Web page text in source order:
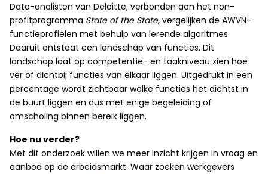
Data-analisten van Deloitte, verbonden aan het non-
profitprogramma State of the State, vergelijken de AWVN-
functieprofielen met behulp van lerende algoritmes.
Daaruit ontstaat een landschap van functies. Dit
landschap laat op competentie- en taakniveau zien hoe
ver of dichtbij functies van elkaar liggen. Uitgedrukt in een
percentage wordt zichtbaar welke functies het dichtst in
de buurt liggen en dus met enige begeleiding of
omscholing binnen bereik liggen.
Hoe nu verder?
Met dit onderzoek willen we meer inzicht krijgen in vraag en
aanbod op de arbeidsmarkt. Waar zoeken werkgevers